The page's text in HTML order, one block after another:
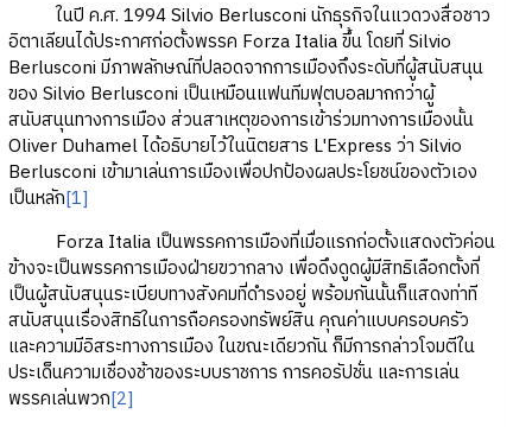
ในปี ค.ศ. 1994 Silvio Berlusconi นักธุรกิจในแวดวงสื่อชาว
อิตาเลียนได้ประกาศก่อตั้งพรรค Forza Italia ขึ้น โดยที่ Silvio
Berlusconi มีภาพลักษณ์ที่ปลอดจากการเมืองถึงระดับที่ผู้สนับสนุน
ของ Silvio Berlusconi เป็นเหมือนแฟนทีมฟุตบอลมากกว่าผู้
สนับสนุนทางการเมือง ส่วนสาเหตุของการเข้าร่วมทางการเมืองนั้น
Oliver Duhamel ได้อธิบายไว้ในนิตยสาร L'Express ว่า Silvio
Berlusconi เข้ามาเล่นการเมืองเพื่อปกป้องผลประโยชน์ของตัวเอง
เป็นหลัก[1]
Forza Italia เป็นพรรคการเมืองที่เมื่อแรกก่อตั้งแสดงตัวค่อน
ข้างจะเป็นพรรคการเมืองฝ่ายขวากลาง เพื่อดึงดูดผู้มีสิทธิเลือกตั้งที่
เป็นผู้สนับสนุนระเบียบทางสังคมที่ดำรงอยู่ พร้อมกันนั้นก็แสดงท่าที
สนับสนุนเรื่องสิทธิในการถือครองทรัพย์สิน คุณค่าแบบครอบครัว
และความมีอิสระทางการเมือง ในขณะเดียวกัน ก็มีการกล่าวโจมตีใน
ประเด็นความเชื่องช้าของระบบราชการ การคอรัปชั่น และการเล่น
พรรคเล่นพวก[2]